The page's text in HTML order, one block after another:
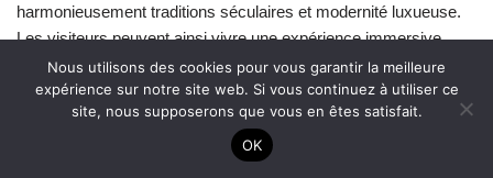
harmonieusement traditions séculaires et modernité luxueuse.
Les visiteurs peuvent ainsi vivre une expérience immersive
dans la culture marocaine tout en bénéficiant du confort
contemporain. Cette restauration exemplaire témoigne de
l’engagement des autorités marocaines à préserver et valoriser
les dars pour les générations futures.
Nous utilisons des cookies pour vous garantir la meilleure
expérience sur notre site web. Si vous continuez à utiliser ce
site, nous supposerons que vous en êtes satisfait.
OK